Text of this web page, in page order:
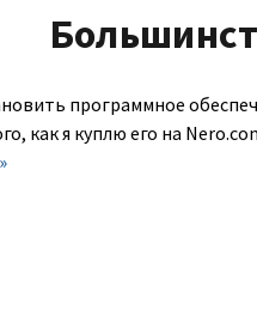
программное
как я куплю его на